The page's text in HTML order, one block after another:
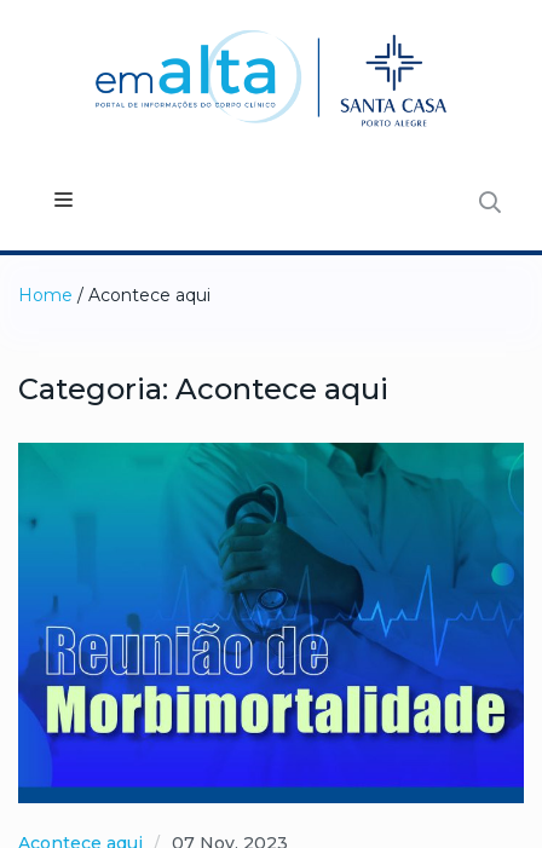
Home / Acontece aqui
Categoria: Acontece aqui
Acontece aqui 07 Nov, 2023